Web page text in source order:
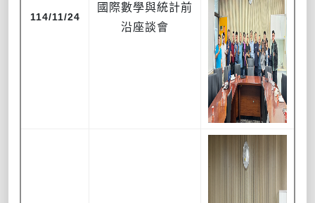
114/11/24
國際數學與統計前
沿座談會